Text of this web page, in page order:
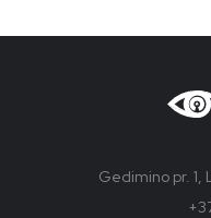
Gedimino pr. 1,